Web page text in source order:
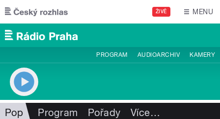
Přejít k hlavnímu obsahu
ŽIVĚ MENU
PROGRAM AUDIOARCHIV KAMERY
Pop Program Pořady Více…